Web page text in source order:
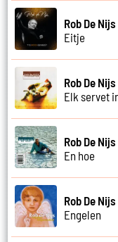
Rob De Nijs
Eitje
Rob De Nijs
Elk servet
Rob De Nijs
En hoe
Rob De Nijs
Engelen